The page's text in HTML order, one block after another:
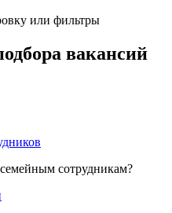
или фильтры
вакансий
сотрудникам?